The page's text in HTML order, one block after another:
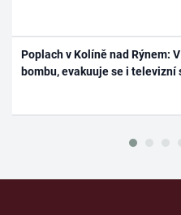
Poplach v Kolíně nad Rýnem:
bombu, evakuuje se i televizní